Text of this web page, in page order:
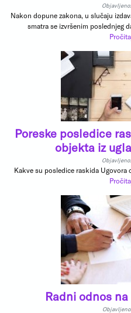
Objavljeno:
Nakon dopune zakona, u slučaju
smatra se izvršenim poslednjeg
Poreske posledice
objekta iz
Kakve su posledice raskida Ugovora
Radni odnos